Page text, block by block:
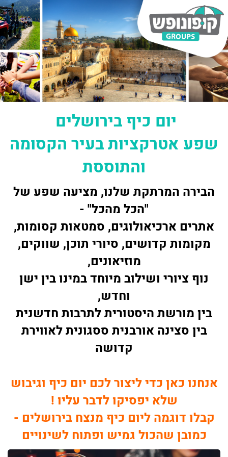
יום כיף בירושלים
שפע אטרקציות בעיר הקסומה
והתוססת
הבירה המרתקת שלנו, מציעה שפע של
"הכל מהכל" -
אתרים ארכיאולוגים, סמטאות קסומות,
מקומות קדושים, סיורי תוכן, שווקים,
מוזיאונים,
נוף ציורי ושילוב מיוחד במינו בין ישן
וחדש,
בין מורשת היסטורית לתרבות חדשנית
בין סצינה אורבנית ססגונית לאווירת
קדושה
אנחנו כאן כדי ליצור לכם יום כיף וגיבוש
שלא יפסיקו לדבר עליו !
קבלו דוגמה ליום כיף מנצח בירושלים -
כמובן שהכול גמיש ופתוח לשינויים